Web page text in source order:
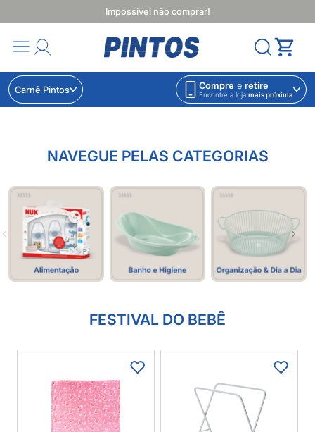
Impossível não comprar!
Carnê Pintos Compre e retire
Encontre a loja mais próxima
NAVEGUE PELAS CATEGORIAS
FESTIVAL DO BEBÊ